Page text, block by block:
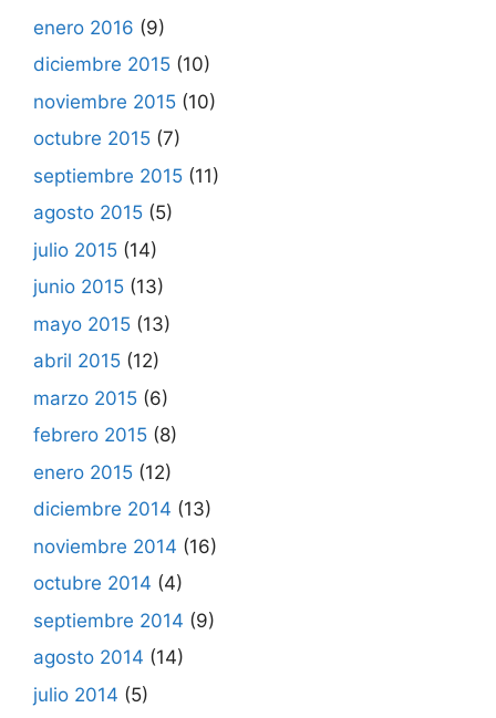
enero 2016 (9)
diciembre 2015 (10)
noviembre 2015 (10)
octubre 2015 (7)
septiembre 2015 (11)
agosto 2015 (5)
julio 2015 (14)
junio 2015 (13)
mayo 2015 (13)
abril 2015 (12)
marzo 2015 (6)
febrero 2015 (8)
enero 2015 (12)
diciembre 2014 (13)
noviembre 2014 (16)
octubre 2014 (4)
septiembre 2014 (9)
agosto 2014 (14)
julio 2014 (5)